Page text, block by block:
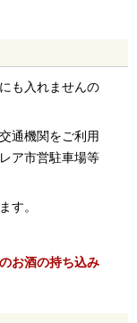
も入れませんの
通機関をご利用
ア市営駐車場等
す。
お酒の持ち込み